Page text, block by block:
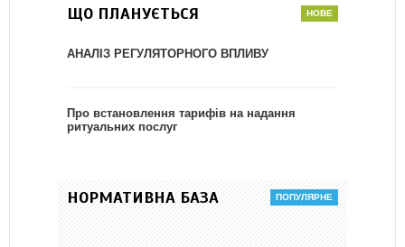
ЩО ПЛАНУЄТЬСЯ
АНАЛІЗ РЕГУЛЯТОРНОГО ВПЛИВУ
Про встановлення тарифів на надання
ритуальних послуг
НОРМАТИВНА БАЗА